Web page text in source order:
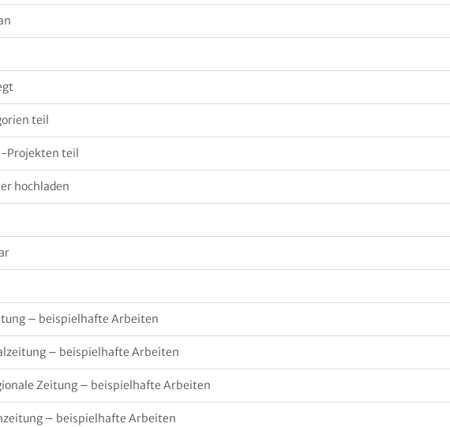
teil
Projekten teil
hochladen
– beispielhafte Arbeiten
– beispielhafte Arbeiten
Zeitung – beispielhafte Arbeiten
– beispielhafte Arbeiten